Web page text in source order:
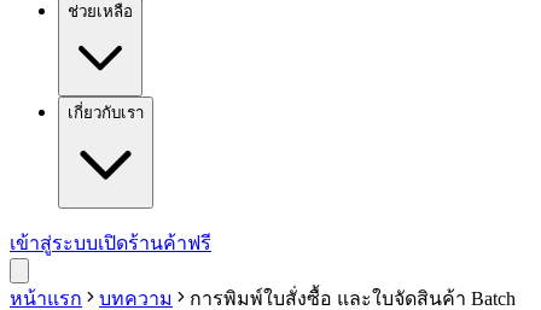
ช่วยเหลือ
เกี่ยวกับเรา
เข้าสู่ระบบเปิดร้านค้าฟรี
หน้าแรก บทความ
การพิมพ์ใบสั่งซื้อ และใบจัดสินค้า Batch